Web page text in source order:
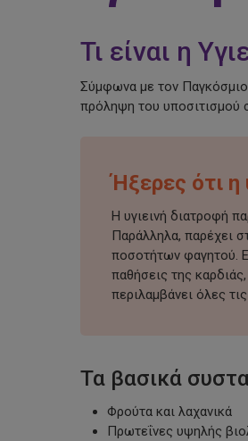
Τι είναι η
Σύμφωνα με τον Παγκόσμιο
πρόληψη του υποσιτισμού
Ήξερες ότι η
Η υγιεινή διατροφή
Παράλληλα, παρέχει
ποσοτήτων φαγητού.
παθήσεις της
περιλαμβάνει όλες
Τα βασικά
Φρούτα και λαχανικά
Πρωτεΐνες υψηλής